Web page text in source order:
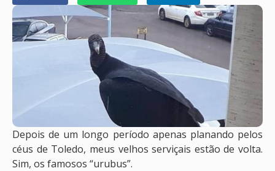
Depois de um longo período apenas planando pelos
céus de Toledo, meus velhos serviçais estão de volta.
Sim, os famosos “urubus”.